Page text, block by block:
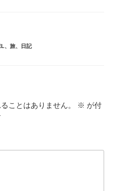
、 旅、 日記
ことはありません。 ※ が付